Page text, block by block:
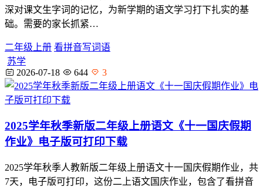
深对课文生字词的记忆，为新学期的语文学习打下扎实的基
础。需要的家长抓紧…
二年级上册 看拼音写词语
苏学
2026-07-18
644 3
2025学年秋季新版二年级上册语文《十一国庆假期
作业》电子版可打印下载
2025学年秋季人教新版二年级上册语文十一国庆假期作业，共
7天，电子版可打印，这份二上语文国庆作业，包含了看拼音